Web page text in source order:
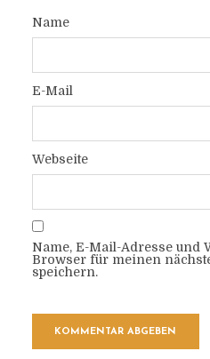
Name
E-Mail
Webseite
Name, E-Mail-Adresse und
Browser für meinen
speichern.